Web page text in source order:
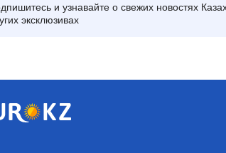
и узнавайте о свежих новостях
эксклюзивах